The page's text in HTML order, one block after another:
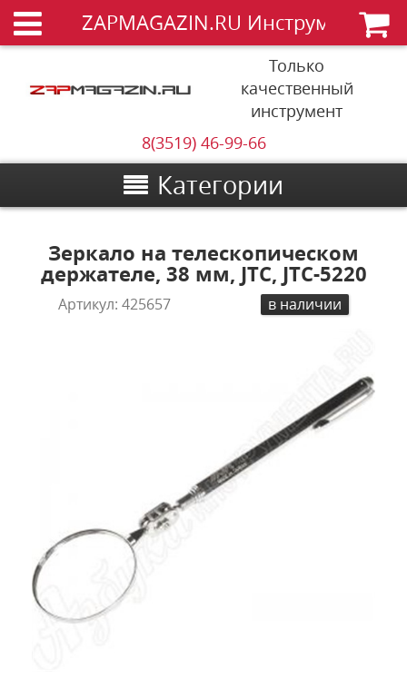
ZAPMAGAZIN.RU Инструменты
Только
качественный
инструмент
8(3519) 46-99-66
Категории
Зеркало на телескопическом
держателе, 38 мм, JTC, JTC-5220
Артикул:425657 в наличии